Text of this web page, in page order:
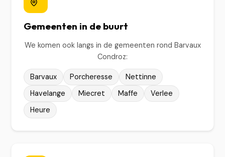
Gemeenten in de buurt
We komen ook langs in de gemeenten rond Barvaux
Condroz:
Barvaux Porcheresse
Nettinne
Havelange
Miecret Maffe
Verlee
Heure